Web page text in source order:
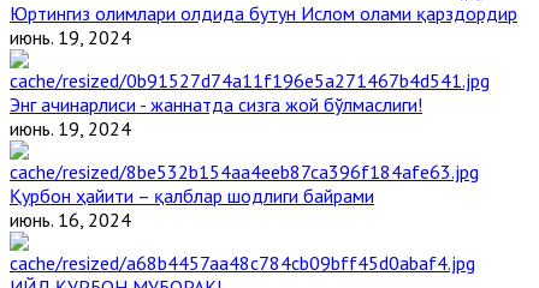
Юртингиз олимлари олдида бутун Ислом олами қарздордир
июнь. 19, 2024
Энг ачинарлиси - жаннатда сизга жой бўлмаслиги!
июнь. 19, 2024
Қурбон ҳайити – қалблар шодлиги байрами
июнь. 16, 2024